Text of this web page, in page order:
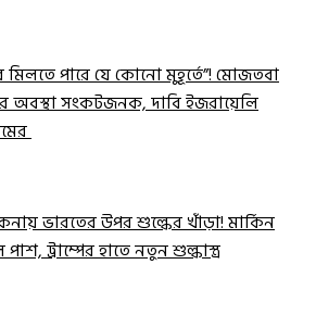
মিলতে পারে যে কোনো মুহূর্তে”! মোজতবা
অবস্থা সংকটজনক, দাবি ইজরায়েলি
ভারতের উপর শুল্কের খাঁড়া! মার্কিন
ট্রাম্পের হাতে নতুন শুল্কাস্ত্র